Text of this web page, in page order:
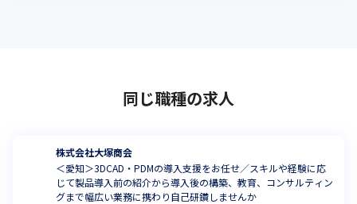
同じ職種の求人
株式会社大塚商会
＜愛知＞3DCAD・PDMの導入支援をお任せ／スキルや経験に応
じて製品導入前の紹介から導入後の構築、教育、コンサルティン
グまで幅広い業務に携わり自己研鑽しませんか